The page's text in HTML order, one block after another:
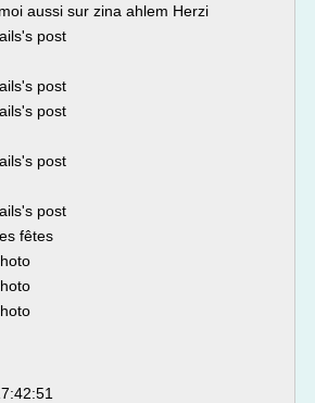
aussi sur zina ahlem Herzi
post
post
post
post
post
fêtes